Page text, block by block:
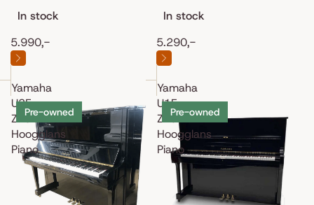
In stock
5.990,-
In stock
5.290,-
Yamaha
U3F
Zwart
Hoogglans
Piano
Pre-owned
Yamaha
U1E
Zwart
Hoogglans
Piano
Pre-owned